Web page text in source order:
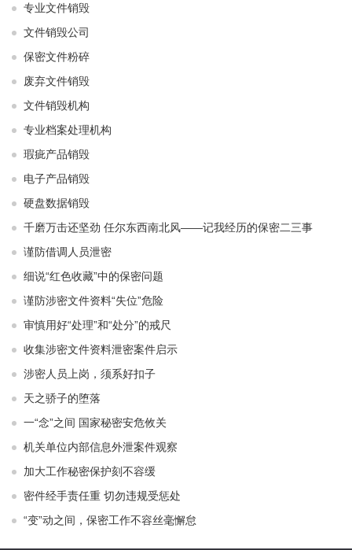
专业文件销毁
文件销毁公司
保密文件粉碎
废弃文件销毁
文件销毁机构
专业档案处理机构
瑕疵产品销毁
电子产品销毁
硬盘数据销毁
千磨万击还坚劲 任尔东西南北风——记我经历的保密二三事
谨防借调人员泄密
细说“红色收藏”中的保密问题
谨防涉密文件资料“失位”危险
审慎用好“处理”和“处分”的戒尺
收集涉密文件资料泄密案件启示
涉密人员上岗，须系好扣子
天之骄子的堕落
一“念”之间 国家秘密安危攸关
机关单位内部信息外泄案件观察
加大工作秘密保护刻不容缓
密件经手责任重 切勿违规受惩处
“变”动之间，保密工作不容丝毫懈怠